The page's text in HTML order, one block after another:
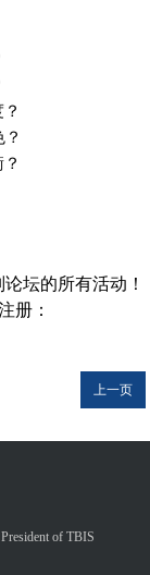
坛的所有活动！
册：
上一页
of TBIS